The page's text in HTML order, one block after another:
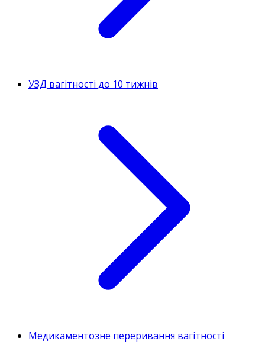
УЗД вагітності до 10 тижнів
Медикаментозне переривання вагітності